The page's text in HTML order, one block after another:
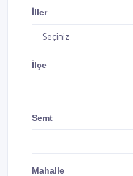
İller
İlçe
Semt
Mahalle